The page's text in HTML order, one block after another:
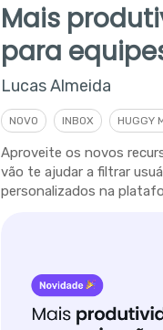
Mais
para
Lucas Almeida
NOVO INBOX HUGGY
Aproveite os novos
vão te ajudar a filtrar
personalizados na